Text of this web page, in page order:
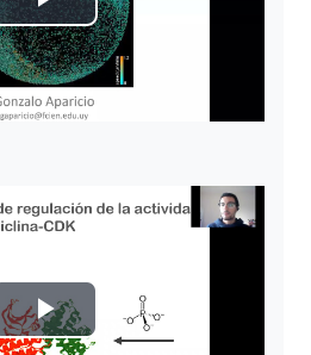
Tocar
Vídeo
Tocar